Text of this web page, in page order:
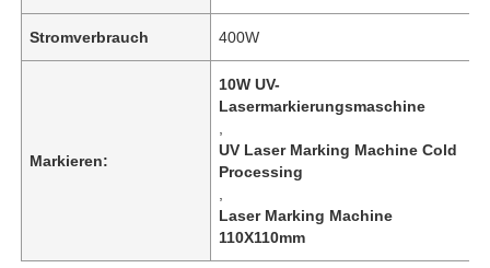
Stromverbrauch 400W
Markieren:
10W UV-
Lasermarkierungsmaschine
UV Laser Marking Machine Cold
Processing
Laser Marking Machine
110X110mm